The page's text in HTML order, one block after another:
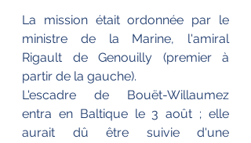
La mission était ordonnée par le
ministre de la Marine, l'amiral
Rigault de Genouilly (premier à
partir de la gauche).
L'escadre de Bouët-Willaumez
entra en Baltique le 3 août ; elle
aurait dû être suivie d'une